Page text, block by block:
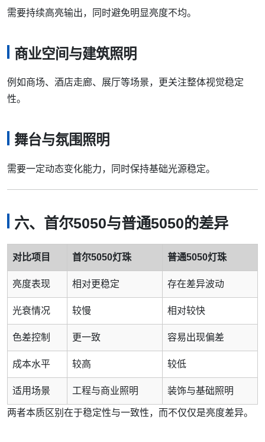
需要持续高亮输出，同时避免明显亮度不均。
商业空间与建筑照明
例如商场、酒店走廊、展厅等场景，更关注整体视觉稳定
性。
舞台与氛围照明
需要一定动态变化能力，同时保持基础光源稳定。
六、首尔5050与普通5050的差异
对比项目 首尔5050灯珠 普通5050灯珠
亮度表现 相对更稳定 存在差异波动
光衰情况 较慢 相对较快
色差控制 更一致 容易出现偏差
成本水平 较高 较低
适用场景 工程与商业照明 装饰与基础照明
两者本质区别在于稳定性与一致性，而不仅仅是亮度差异。